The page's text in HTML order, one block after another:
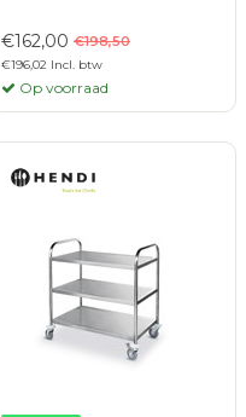
€162,00 €198,50
€196,02 Incl. btw
Op voorraad